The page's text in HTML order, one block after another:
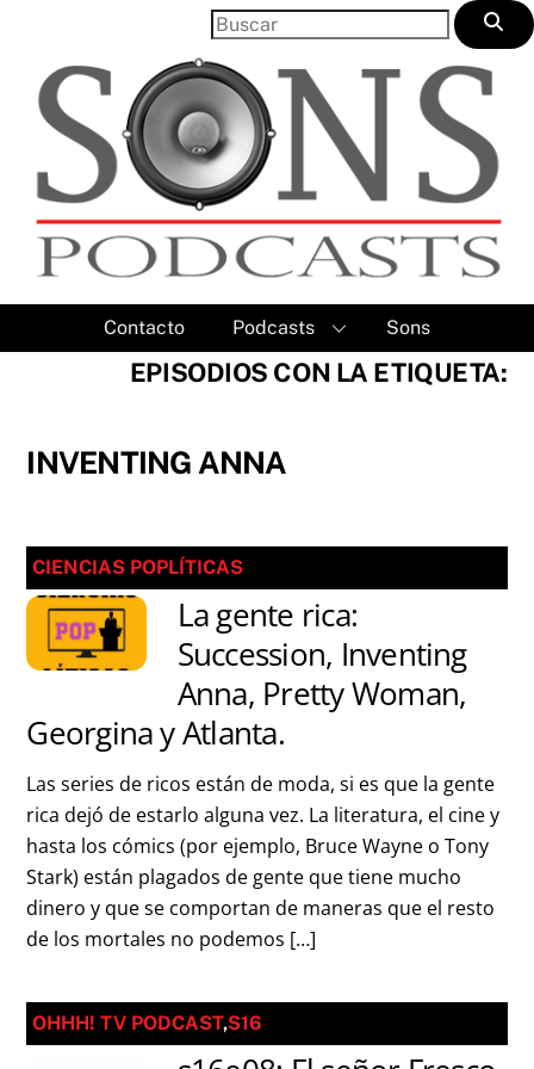
content
Contacto Podcasts Sons
EPISODIOS CON LA ETIQUETA:
INVENTING ANNA
CIENCIAS POPLÍTICAS
La gente rica:
Succession, Inventing
Anna, Pretty Woman,
Georgina y Atlanta.
Las series de ricos están de moda, si es que la gente
rica dejó de estarlo alguna vez. La literatura, el cine y
hasta los cómics (por ejemplo, Bruce Wayne o Tony
Stark) están plagados de gente que tiene mucho
dinero y que se comportan de maneras que el resto
de los mortales no podemos […]
OHHH! TV PODCAST,S16